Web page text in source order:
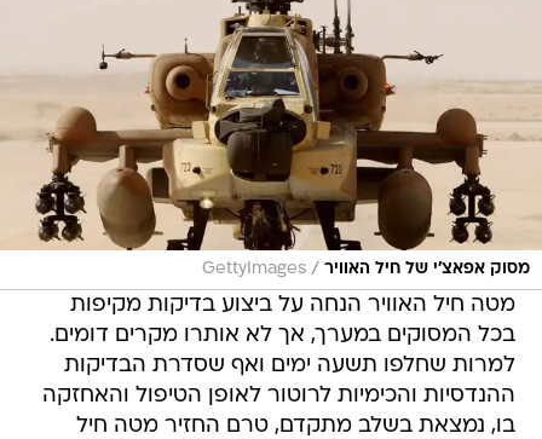
מסוק אפאצ'י של חיל האוויר /
GettyImages
מטה חיל האוויר הנחה על ביצוע בדיקות מקיפות
בכל המסוקים במערך, אך לא אותרו מקרים דומים.
למרות שחלפו תשעה ימים ואף שסדרת הבדיקות
ההנדסיות והכימיות לרוטור לאופן הטיפול והאחזקה
בו, נמצאת בשלב מתקדם, טרם החזיר מטה חיל